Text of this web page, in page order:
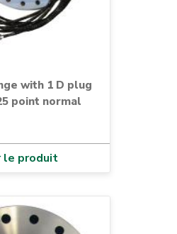
with 1 D plug
point normal
le produit